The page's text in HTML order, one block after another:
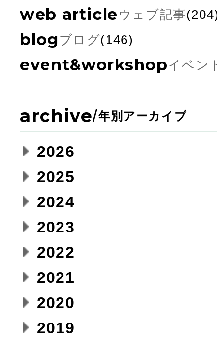
web article ウェブ記事
blog ブログ(146)
event&workshopイベン
archive/年別アーカイブ
2026
2025
2024
2023
2022
2021
2020
2019